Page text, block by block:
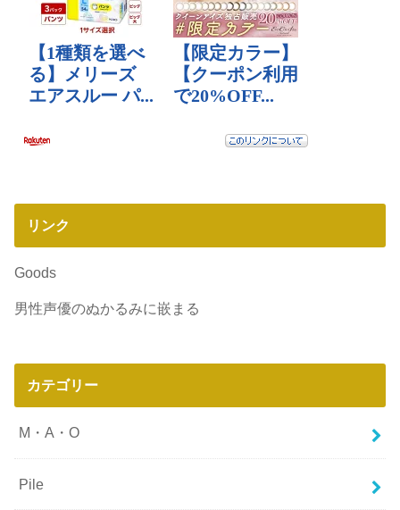
リンク
Goods
男性声優のぬかるみに嵌まる
カテゴリー
M・A・O
Pile